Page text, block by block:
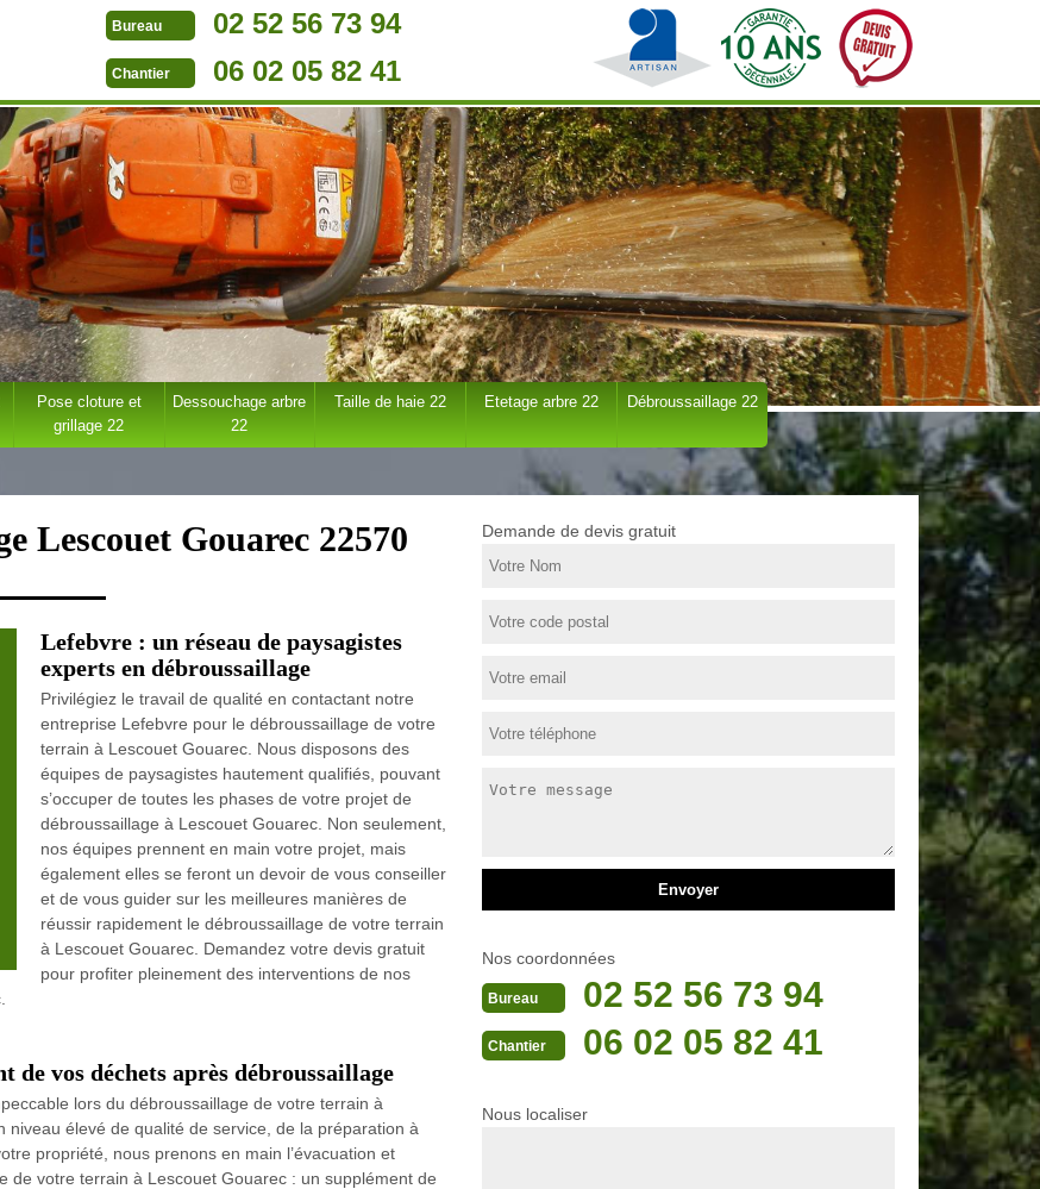
Bureau 02 52 56 73 94
Chantier 06 02 05 82 41
Pose cloture et
grillage 22
Dessouchage arbre
22
Taille de haie 22 Etetage arbre 22 Débroussaillage 22
Lescouet Gouarec 22570
Lefebvre : un réseau de paysagistes
experts en débroussaillage
Privilégiez le travail de qualité en contactant notre
entreprise Lefebvre pour le débroussaillage de votre
terrain à Lescouet Gouarec. Nous disposons des
équipes de paysagistes hautement qualifiés, pouvant
s’occuper de toutes les phases de votre projet de
débroussaillage à Lescouet Gouarec. Non seulement,
nos équipes prennent en main votre projet, mais
également elles se feront un devoir de vous conseiller
et de vous guider sur les meilleures manières de
réussir rapidement le débroussaillage de votre terrain
à Lescouet Gouarec. Demandez votre devis gratuit
pour profiter pleinement des interventions de nos
de vos déchets après débroussaillage
lors du débroussaillage de votre terrain à
élevé de qualité de service, de la préparation à
propriété, nous prenons en main l’évacuation et
de votre terrain à Lescouet Gouarec : un supplément de
Demande de devis gratuit
Nos coordonnées
Bureau 02 52 56 73 94
Chantier 06 02 05 82 41
Nous localiser